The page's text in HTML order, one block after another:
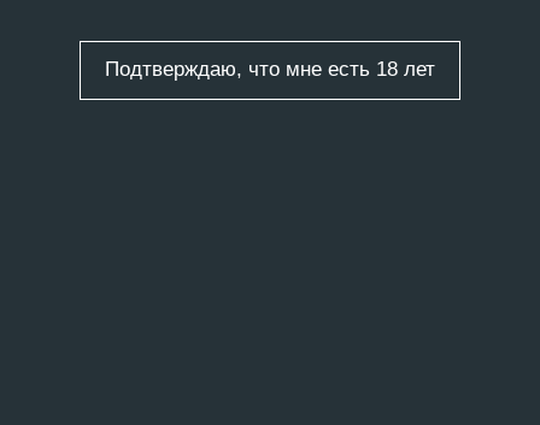
Подтверждаю, что мне есть 18 лет